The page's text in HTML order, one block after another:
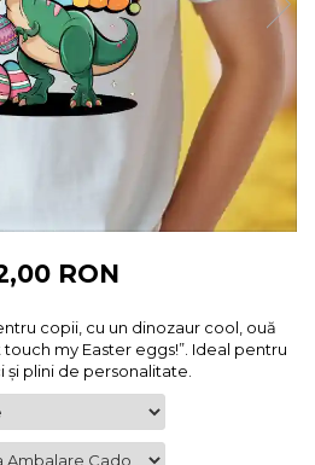
vin
RON
copii, cu un dinozaur cool, ouă
my Easter eggs!”. Ideal pentru
plini de personalitate.